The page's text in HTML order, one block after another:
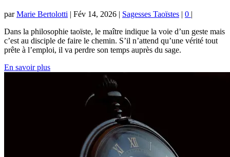
parMarie Bertolotti | Fév 14, 2026 | Sagesses Taoïstes | 0 |
Dans la philosophie taoïste, le maître indique la voie d’un geste mais
c’est au disciple de faire le chemin. S’il n’attend qu’une vérité tout
prête à l’emploi, il va perdre son temps auprès du sage.
En savoir plus